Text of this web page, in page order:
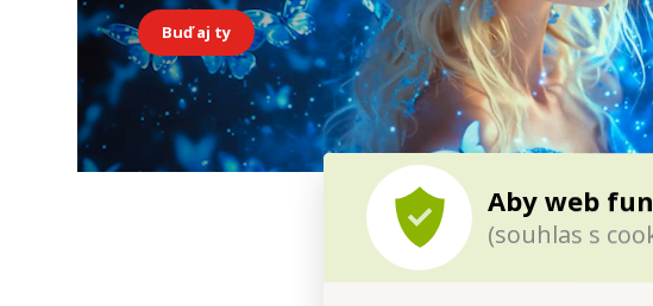
Aby web
(souhlas s
Buď aj ty